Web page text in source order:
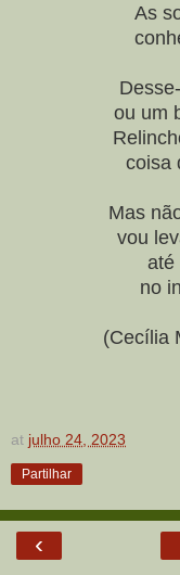
As
ou um
coisa
Mas
vou
até
no
(Cecília
at julho 24, 2023
Partilhar
‹